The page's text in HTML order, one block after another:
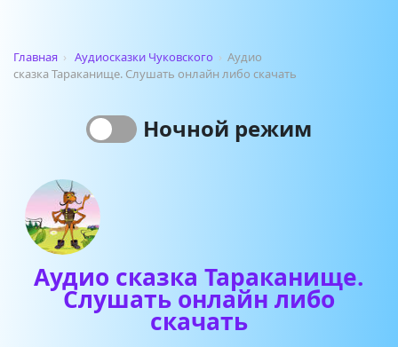
Главная › Аудиосказки Чуковского › Аудио
сказка Тараканище. Слушать онлайн либо скачать
Ночной режим
Аудио сказка Тараканище.
Слушать онлайн либо
скачать